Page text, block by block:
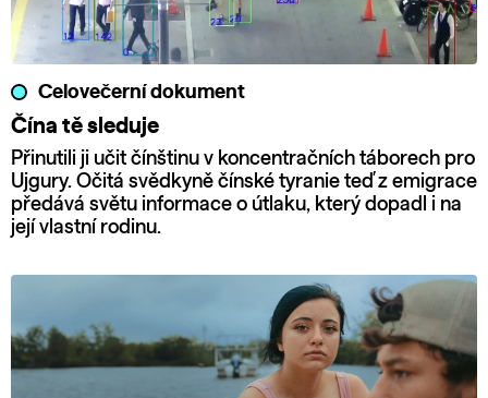
Celovečerní dokument
Čína tě sleduje
Přinutili ji učit čínštinu v koncentračních táborech pro
Ujgury. Očitá svědkyně čínské tyranie teď z emigrace
předává světu informace o útlaku, který dopadl i na
její vlastní rodinu.